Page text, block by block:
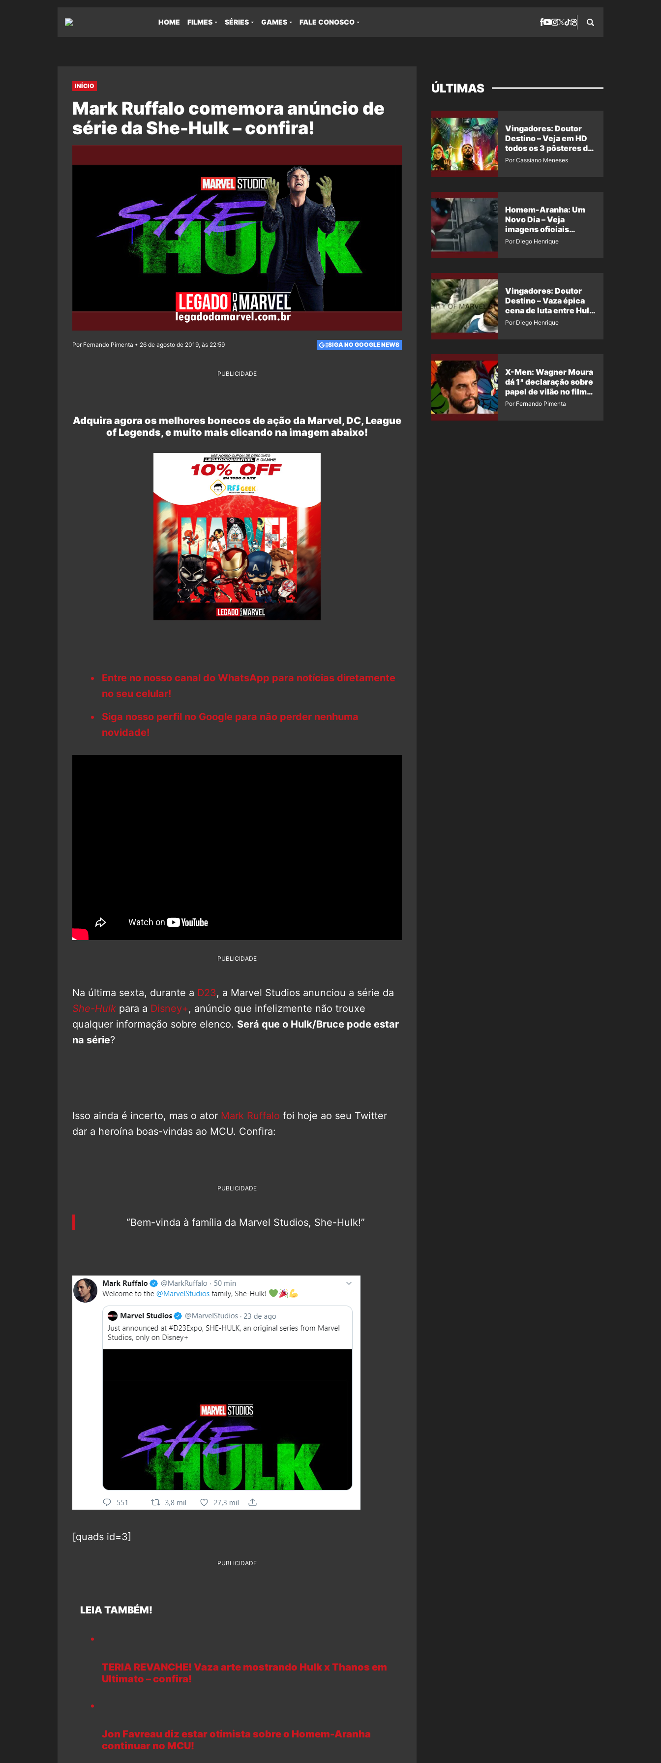
HOME FILMES SÉRIES GAMES FALE CONOSCO
INÍCIO
Mark Ruffalo comemora anúncio de
série da She-Hulk – confira!
Por Fernando Pimenta • 26 de agosto de 2019, às 22:59 SIGA NO GOOGLE NEWS
PUBLICIDADE
Adquira agora os melhores bonecos de ação da Marvel, DC, League
of Legends, e muito mais clicando na imagem abaixo!
Entre no nosso canal do WhatsApp para notícias diretamente
no seu celular!
Siga nosso perfil no Google para não perder nenhuma
novidade!
PUBLICIDADE
Na última sexta, durante a D23, a Marvel Studios anunciou a série da
She-Hulk para a Disney+, anúncio que infelizmente não trouxe
qualquer informação sobre elenco. Será que o Hulk/Bruce pode estar
na série?
Isso ainda é incerto, mas o ator Mark Ruffalo foi hoje ao seu Twitter
dar a heroína boas-vindas ao MCU. Confira:
PUBLICIDADE
“Bem-vinda à família da Marvel Studios, She-Hulk!”
[quads id=3]
PUBLICIDADE
LEIA TAMBÉM!
TERIA REVANCHE! Vaza arte mostrando Hulk x Thanos em
Ultimato – confira!
Jon Favreau diz estar otimista sobre o Homem-Aranha
continuar no MCU!
ÚLTIMAS
Vingadores: Doutor
Destino – Veja em HD
todos os 3 pôsteres de
‘Doomsday’ + 1 imagem
Por Cassiano Meneses
Homem-Aranha: Um
Novo Dia – Veja
imagens oficiais
descartadas do Hulk
Por Diego Henrique
Vingadores: Doutor
Destino – Vaza épica
cena de luta entre Hulk
e o Coisa
Por Diego Henrique
X-Men: Wagner Moura
dá 1ª declaração sobre
papel de vilão no filme
da Marvel
Por Fernando Pimenta